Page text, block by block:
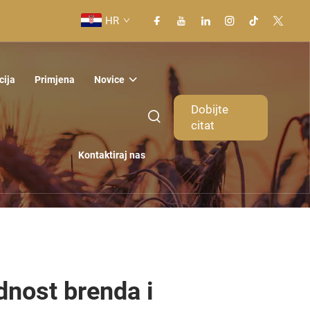
HR
Primjena Novice
Kontaktiraj nas
Dobijte
citat
brenda i